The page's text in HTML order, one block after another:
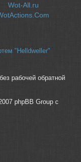
Wot-All.ru
"Helldweller"
рабочей обратной
phpBB Group с